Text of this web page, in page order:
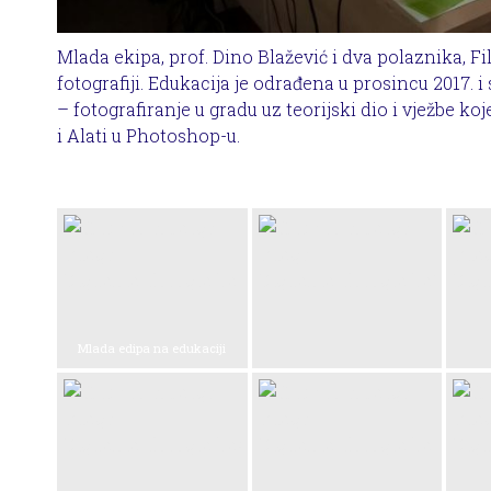
Mlada ekipa, prof. Dino Blažević i dva polaznika,
fotografiji. Edukacija je odrađena u prosincu 2017.
– fotografiranje u gradu uz teorijski dio i vježbe
i Alati u Photoshop-u.